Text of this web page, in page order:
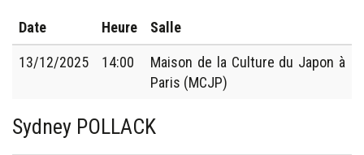
Date Heure Salle
13/12/2025 14:00
Maison de la Culture du Japon à
Paris (MCJP)
Sydney POLLACK